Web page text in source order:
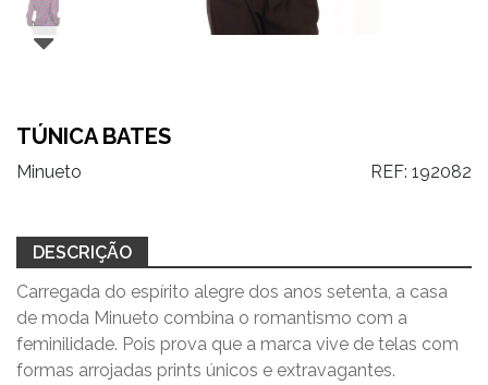
TÚNICA BATES
Minueto REF: 192082
DESCRIÇÃO
Carregada do espírito alegre dos anos setenta, a casa
de moda Minueto combina o romantismo com a
feminilidade. Pois prova que a marca vive de telas com
formas arrojadas prints únicos e extravagantes.